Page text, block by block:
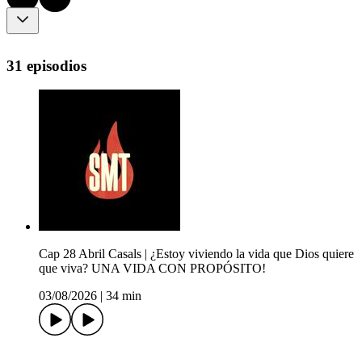
31 episodios
Cap 28 Abril Casals | ¿Estoy viviendo la vida que Dios quiere
que viva? UNA VIDA CON PROPÓSITO!
03/08/2026
34 min